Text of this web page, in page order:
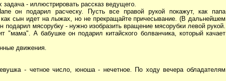
- иллюстрировать рассказ ведущего.
он подарил расческу. Пусть все правой рукой покажут, как папа
сын идет на лыжах, но не прекращайте причесывание. (В дальнейшем
мясорубку - нужно изобразить вращение мясорубки левой рукой.
"мама". А бабушке он подарил китайского болванчика, который качает
движения.
- четное число, юноша - нечетное. По ходу вечера обладателям